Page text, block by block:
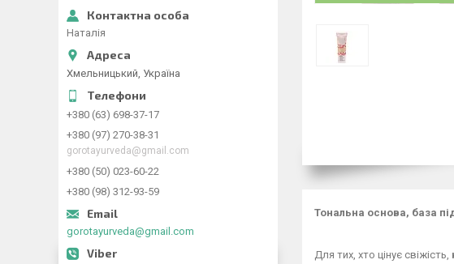
Тональна основа, база
Для тих, хто цінує свіжість,
Наталія
Хмельницький, Україна
+380 (63) 698-37-17
+380 (97) 270-38-31
gorotayurveda@gmail.com
+380 (50) 023-60-22
+380 (98) 312-93-59
gorotayurveda@gmail.com